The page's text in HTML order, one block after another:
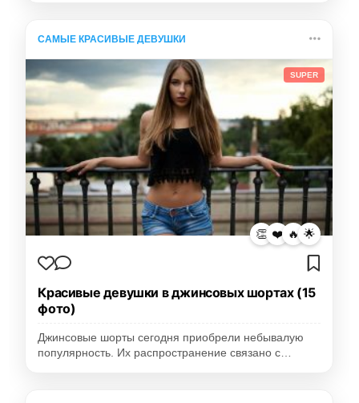
САМЫЕ КРАСИВЫЕ ДЕВУШКИ
SUPER
👏 ❤️ 🔥 🌟
Красивые девушки в джинсовых шортах (15
фото)
Джинсовые шорты сегодня приобрели небывалую
популярность. Их распространение связано с…